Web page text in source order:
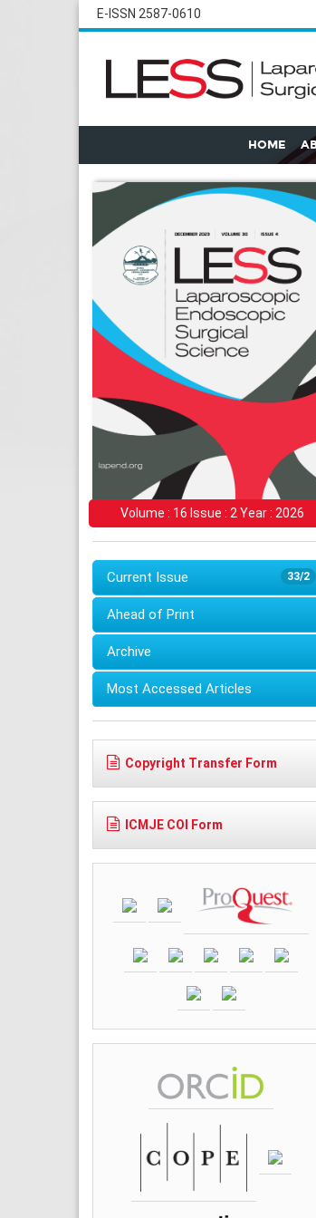
E-ISSN 2587-0610
HOME
Volume : 16 Issue : 2 Year : 2026
33/2
Current Issue
Ahead of Print
Archive
Most Accessed Articles
Copyright Transfer Form
ICMJE COI Form